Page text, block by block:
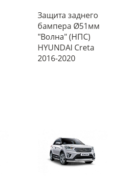
Защита заднего
бампера Ø51мм
"Волна" (НПС)
HYUNDAI Creta
2016-2020